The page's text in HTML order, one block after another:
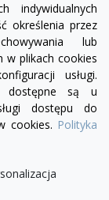
Pinterest
indywidualnych
określenia przez
lub
w plikach cookies
usługi.
dostępne są u
dostępu do
cookies. Polityka

